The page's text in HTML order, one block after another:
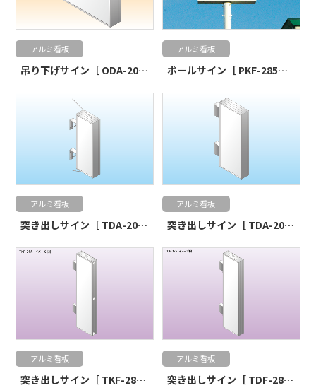
アルミ看板
吊り下げサイン［ ODA-200 ］
アルミ看板
ポールサイン［ PKF-285・PKA-295 ］
アルミ看板
突き出しサイン［ TDA-200 ］
アルミ看板
突き出しサイン［ TDA-200N ］
アルミ看板
突き出しサイン［ TKF-285 ］
アルミ看板
突き出しサイン［ TDF-285 ］